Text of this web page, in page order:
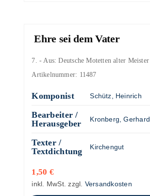
Ehre sei dem Vater
7. - Aus: Deutsche Motetten alter Meister
Artikelnummer: 11487
Komponist Schütz, Heinrich
Bearbeiter /
Herausgeber
Kronberg, Gerhard
Texter /
Textdichtung
Kirchengut
1,50 €
inkl. MwSt. zzgl. Versandkosten